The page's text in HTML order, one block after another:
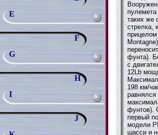
E
F
G
H
I
J
таких же
стрелка,
фунта).
с
12Lb
198 км/
фунтов).
первый
модели
шасси и